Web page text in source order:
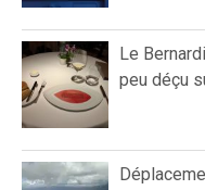
Le
peu déçu